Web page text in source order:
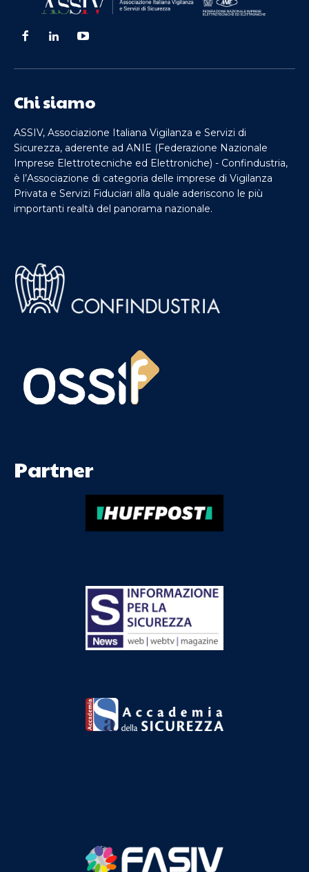
Chi siamo
ASSIV, Associazione Italiana Vigilanza e Servizi di
Sicurezza, aderente ad ANIE (Federazione Nazionale
Imprese Elettrotecniche ed Elettroniche) - Confindustria,
è l’Associazione di categoria delle imprese di Vigilanza
Privata e Servizi Fiduciari alla quale aderiscono le più
importanti realtà del panorama nazionale.
Partner